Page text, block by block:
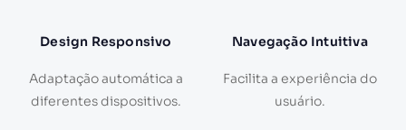
Design Responsivo
Adaptação automática a
diferentes dispositivos.
Navegação Intuitiva
Facilita a experiência do
usuário.